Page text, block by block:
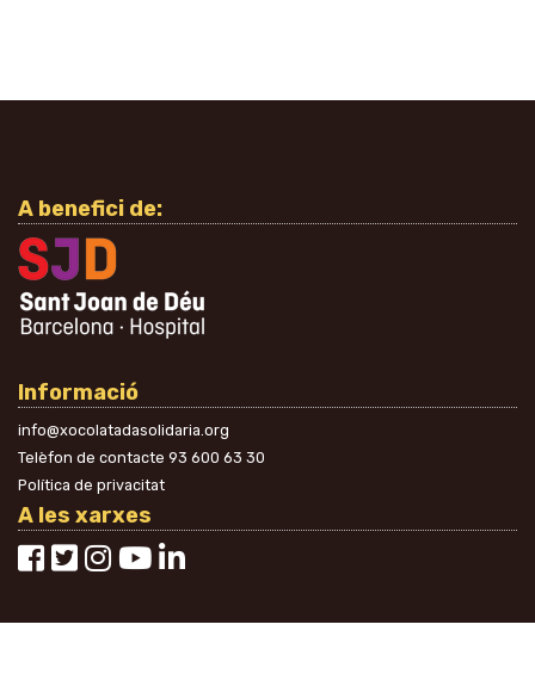
A benefici de:
Informació
info@xocolatadasolidaria.org
Telèfon de contacte 93 600 63 30
Política de privacitat
A les xarxes